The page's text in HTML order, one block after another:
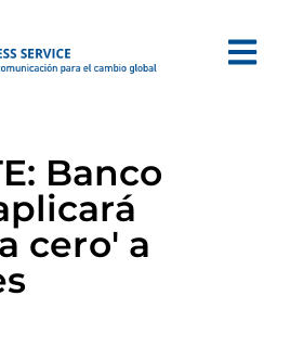
Banco
cero' a